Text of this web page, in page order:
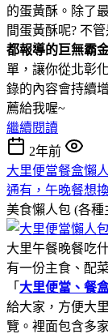
的蛋黃酥。除了
間蛋黃酥呢? 不管
都報導的巨無霸
單，讓你從北彰
錄的內容會持續
薦給我喔~
繼續閱讀
2年前
大里便當餐盒懶
通有，午晚餐想
美食懶人包 (各
大里午餐晚餐吃
有一份主食、配
「 大里便當、餐
給大家，方便大
覽。裡面包含多家